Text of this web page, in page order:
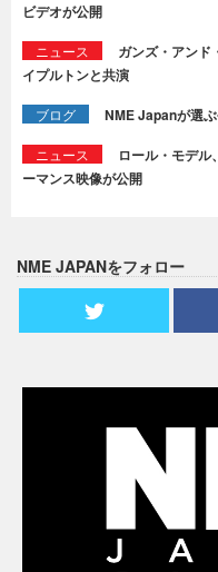
ビデオが公開
ニュース
ガンズ・アンド
イプルトンと共演
ブログ NME Japanが選
ニュース
ロール・モデ
ーマンス映像が公開
NME JAPANをフォロー